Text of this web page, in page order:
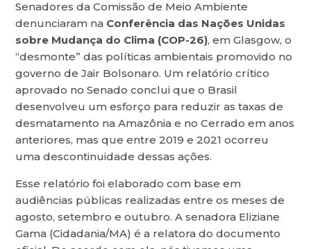
Senadores da Comissão de Meio Ambiente
denunciaram na Conferência das Nações Unidas
sobre Mudança do Clima (COP-26), em Glasgow, o
“desmonte” das políticas ambientais promovido no
governo de Jair Bolsonaro. Um relatório crítico
aprovado no Senado conclui que o Brasil
desenvolveu um esforço para reduzir as taxas de
desmatamento na Amazônia e no Cerrado em anos
anteriores, mas que entre 2019 e 2021 ocorreu
uma descontinuidade dessas ações.
Esse relatório foi elaborado com base em
audiências públicas realizadas entre os meses de
agosto, setembro e outubro. A senadora Eliziane
Gama (Cidadania/MA) é a relatora do documento